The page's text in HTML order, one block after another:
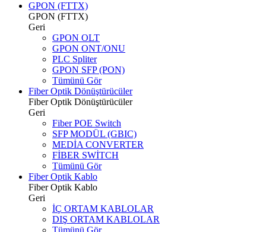
GPON (FTTX)
GPON (FTTX)
Geri
GPON OLT
GPON ONT/ONU
PLC Spliter
GPON SFP (PON)
Tümünü Gör
Fiber Optik Dönüştürücüler
Fiber Optik Dönüştürücüler
Geri
Fiber POE Switch
SFP MODÜL (GBIC)
MEDİA CONVERTER
FİBER SWİTCH
Tümünü Gör
Fiber Optik Kablo
Fiber Optik Kablo
Geri
İÇ ORTAM KABLOLAR
DIŞ ORTAM KABLOLAR
Tümünü Gör